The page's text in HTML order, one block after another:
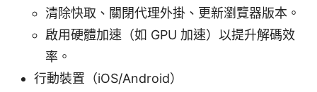
清除快取、關閉代理外掛、更新瀏覽器版本。
啟用硬體加速（如 GPU 加速）以提升解碼效
率。
行動裝置（iOS/Android）